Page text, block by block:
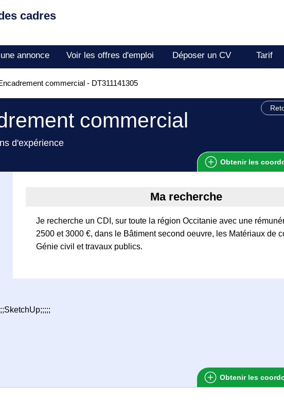
cadres
annonce Voir les offres d'emploi Déposer un CV Tarif
commercial - DT311141305
commercial
d'expérience
Obtenir les
Ma recherche
Je recherche un CDI, sur toute la région Occitanie avec une
2500 et 3000 €, dans le Bâtiment second oeuvre, les Matériaux de
Génie civil et travaux publics.
Obtenir les